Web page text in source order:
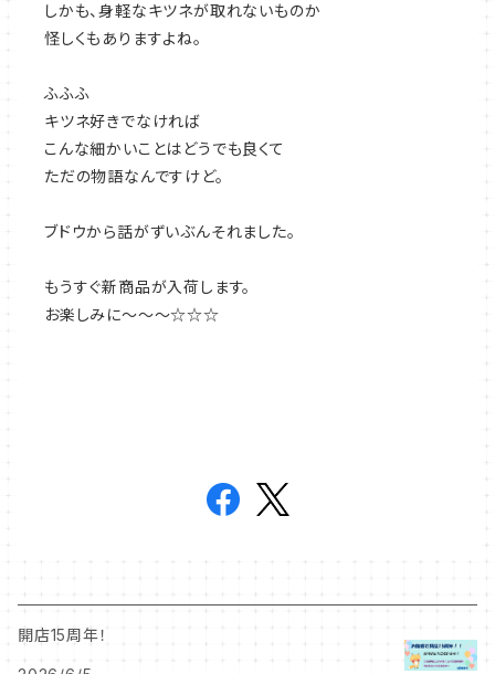
しかも、身軽なキツネが取れないものか
怪しくもありますよね。
ふふふ
キツネ好きでなければ
こんな細かいことはどうでも良くて
ただの物語なんですけど。
ブドウから話がずいぶんそれました。
もうすぐ新商品が入荷します。
お楽しみに～～～☆☆☆
開店15周年！